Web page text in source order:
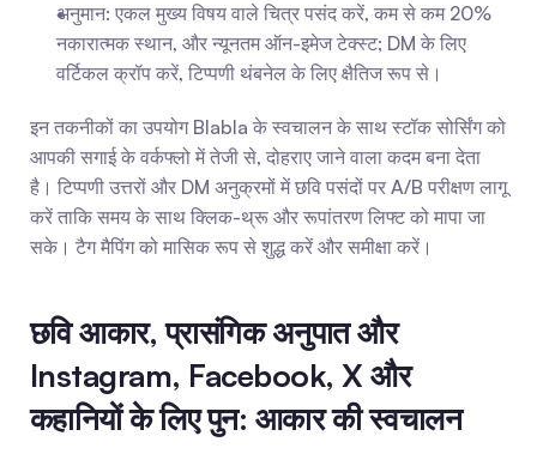
अनुमान: एकल मुख्य विषय वाले चित्र पसंद करें, कम से कम 20%
नकारात्मक स्थान, और न्यूनतम ऑन-इमेज टेक्स्ट; DM के लिए
वर्टिकल क्रॉप करें, टिप्पणी थंबनेल के लिए क्षैतिज रूप से।
इन तकनीकों का उपयोग Blabla के स्वचालन के साथ स्टॉक सोर्सिंग को
आपकी सगाई के वर्कफ्लो में तेजी से, दोहराए जाने वाला कदम बना देता
है। टिप्पणी उत्तरों और DM अनुक्रमों में छवि पसंदों पर A/B परीक्षण लागू
करें ताकि समय के साथ क्लिक-थ्रू और रूपांतरण लिफ्ट को मापा जा
सके। टैग मैपिंग को मासिक रूप से शुद्ध करें और समीक्षा करें।
छवि आकार, प्रासंगिक अनुपात और
Instagram, Facebook, X और
कहानियों के लिए पुन: आकार की स्वचालन